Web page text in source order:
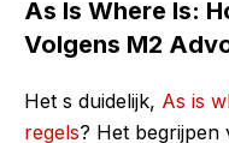
As Is Where Is:
Volgens M2
Het s duidelijk, As is
regels? Het begrijpen